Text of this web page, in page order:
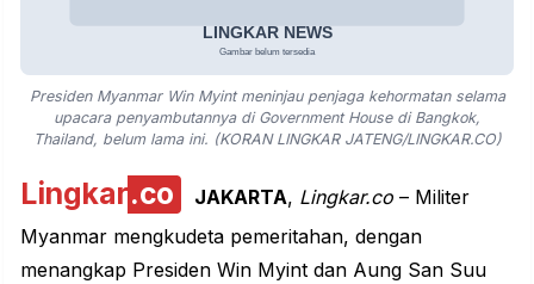
Presiden Myanmar Win Myint meninjau penjaga kehormatan selama
upacara penyambutannya di Government House di Bangkok,
Thailand, belum lama ini. (KORAN LINGKAR JATENG/LINGKAR.CO)
Lingkar.co JAKARTA, Lingkar.co– Militer
Myanmar mengkudeta pemeritahan, dengan
menangkap Presiden Win Myint dan Aung San Suu